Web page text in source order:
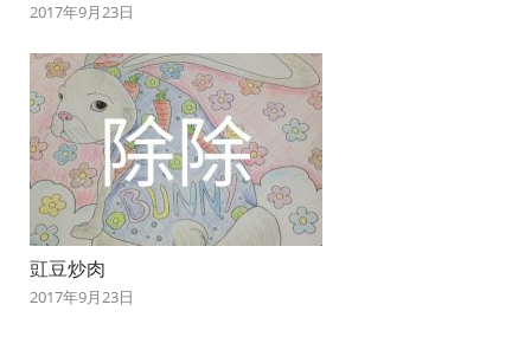
2017年9月23日
豇豆炒肉
2017年9月23日